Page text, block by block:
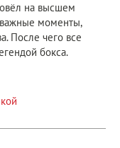
на высшем
моменты,
После чего все
бокса.